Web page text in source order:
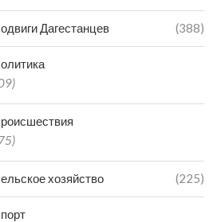
Дагестанцев (388)
хозяйство (225)